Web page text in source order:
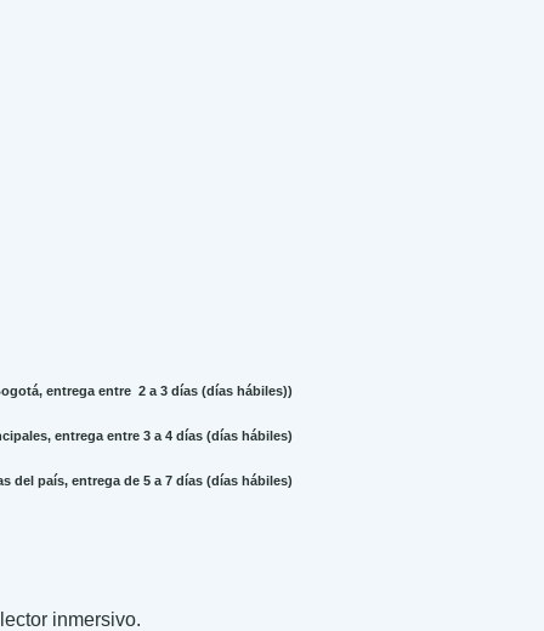
entrega entre 2 a 3 días (días hábiles))
entrega entre 3 a 4 días (días hábiles)
del país, entrega de 5 a 7 días (días hábiles)
inmersivo.